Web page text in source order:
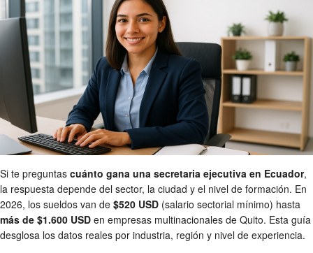
Si te preguntas cuánto gana una secretaria ejecutiva en Ecuador,
la respuesta depende del sector, la ciudad y el nivel de formación. En
2026, los sueldos van de $520 USD (salario sectorial mínimo) hasta
más de $1.600 USD en empresas multinacionales de Quito. Esta guía
desglosa los datos reales por industria, región y nivel de experiencia.